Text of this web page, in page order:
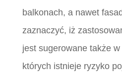
balkonach, a nawet
zaznaczyć, iż
jest sugerowane także
których istnieje ryzyko